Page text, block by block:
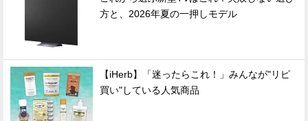
方と、2026年夏の一押しモデル
【iHerb】「迷ったらこれ！」みんなが"リピ
買い"している人気商品